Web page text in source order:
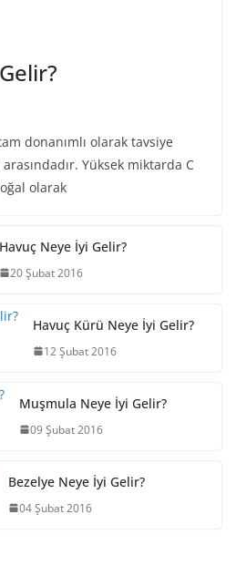
donanımlı olarak tavsiye
Yüksek miktarda C
olarak
Havuç Neye İyi Gelir?
20 Şubat 2016
Havuç Kürü Neye İyi Gelir?
12 Şubat 2016
Muşmula Neye İyi Gelir?
09 Şubat 2016
Bezelye Neye İyi Gelir?
04 Şubat 2016